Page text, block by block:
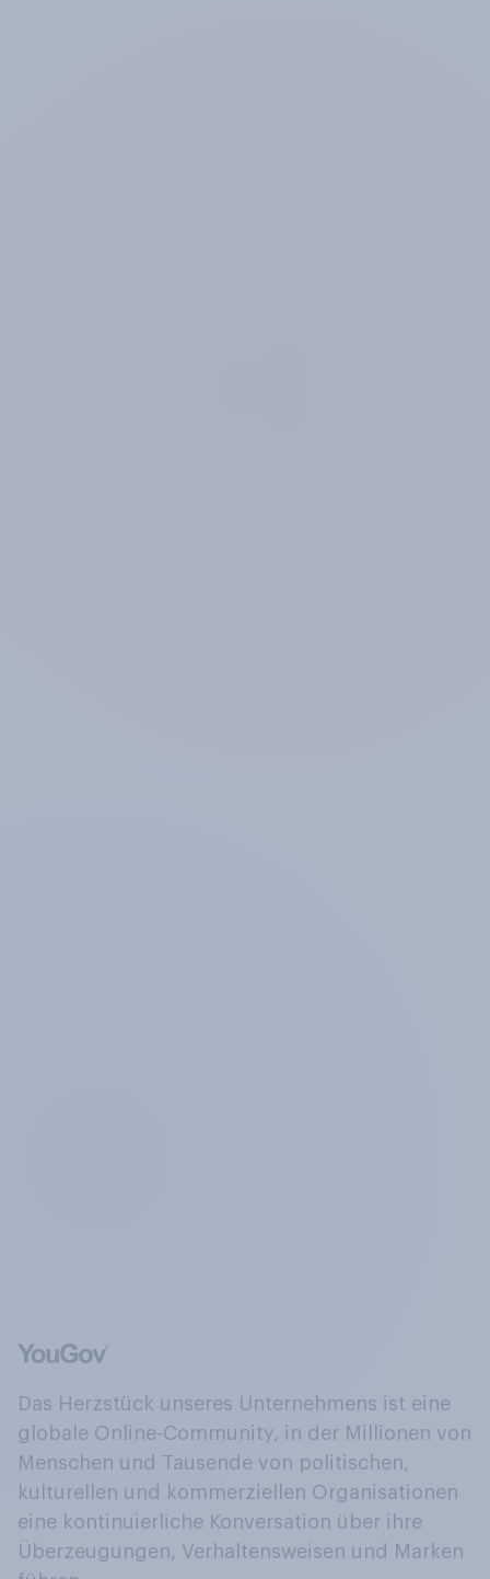
Das Herzstück unseres Unternehmens ist eine
globale Online-Community, in der Millionen von
Menschen und Tausende von politischen,
kulturellen und kommerziellen Organisationen
eine kontinuierliche Konversation über ihre
Überzeugungen, Verhaltensweisen und Marken